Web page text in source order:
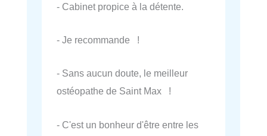
- Cabinet propice à la détente.
- Je recommande !
- Sans aucun doute, le meilleur
ostéopathe de Saint Max !
- C'est un bonheur d'être entre les